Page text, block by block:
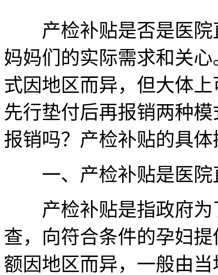
产检补贴是否是医院
妈妈们的实际需求和关
式因地区而异，但大体
先行垫付后再报销两种
报销吗？产检补贴的具
一、产检补贴是医院
产检补贴是指政府为
查，向符合条件的孕妇
额因地区而异，一般由